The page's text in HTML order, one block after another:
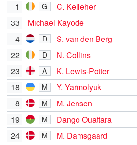
1 G
C. Kelleher
33
Michael Kayode
4
D S. van den Berg
22 D N. Collins
23 A
K. Lewis-Potter
18
M
Y. Yarmolyuk
8
M M. Jensen
19 M Dango Ouattara
24 M
M. Damsgaard